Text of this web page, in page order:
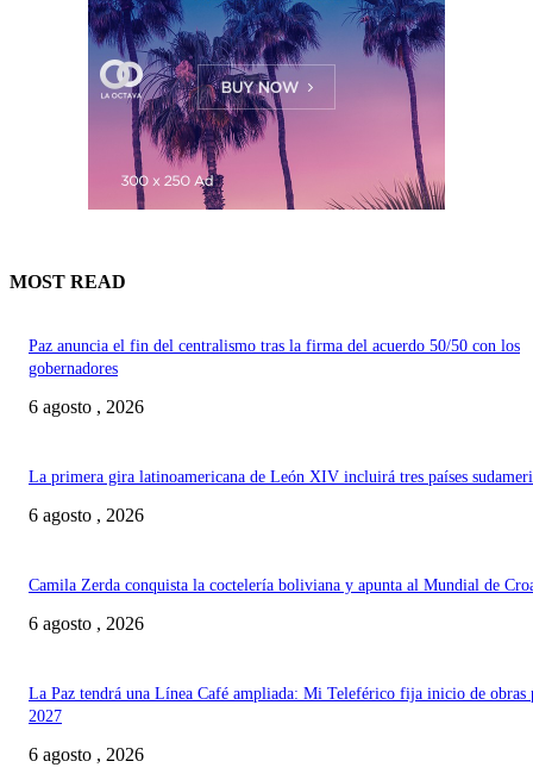
MOST READ
Paz anuncia el fin del centralismo tras la firma del acuerdo 50/50 con los
gobernadores
6 agosto , 2026
La primera gira latinoamericana de León XIV incluirá tres países
6 agosto , 2026
Camila Zerda conquista la coctelería boliviana y apunta al Mundial de
6 agosto , 2026
La Paz tendrá una Línea Café ampliada: Mi Teleférico fija inicio de obras
2027
6 agosto , 2026